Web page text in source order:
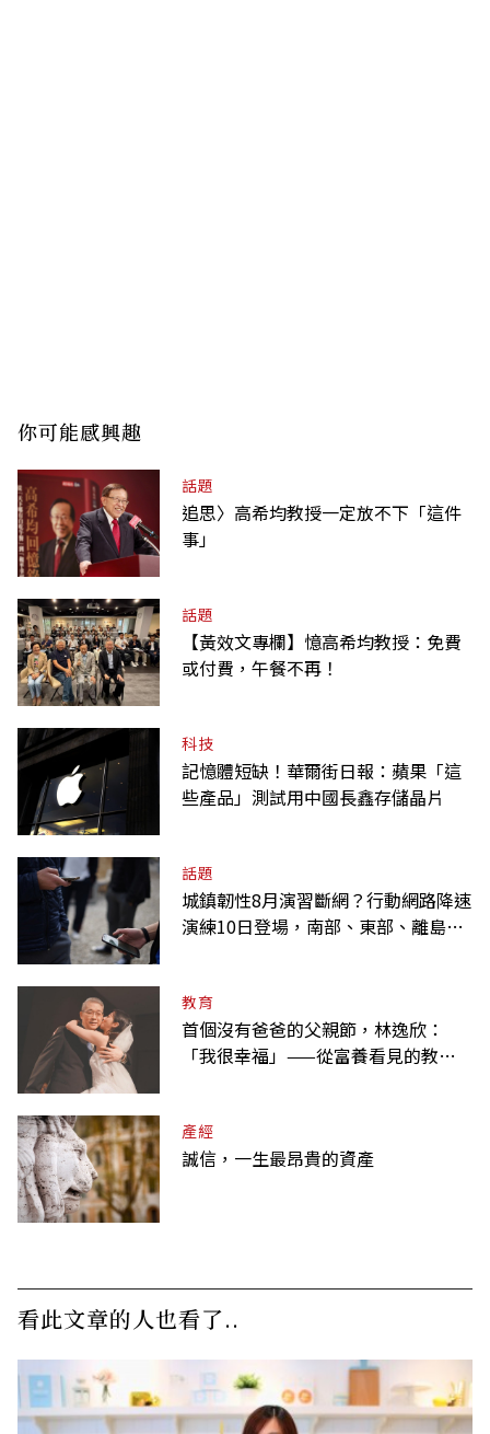
你可能感興趣
話題
追思〉高希均教授一定放不下「這件
事」
話題
【黃效文專欄】憶高希均教授：免費
或付費，午餐不再！
科技
記憶體短缺！華爾街日報：蘋果「這
些產品」測試用中國長鑫存儲晶片
話題
城鎮韌性8月演習斷網？行動網路降速
演練10日登場，南部、東部、離島為
教育
首個沒有爸爸的父親節，林逸欣：
「我很幸福」——從富養看見的教養
產經
誠信，一生最昂貴的資產
看此文章的人也看了..